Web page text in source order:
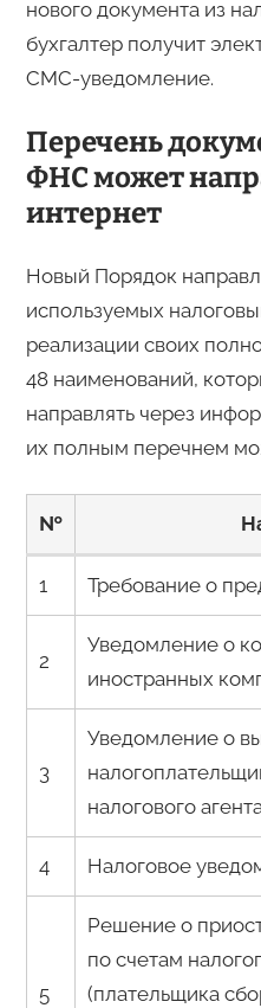
нового документа из
бухгалтер получит
СМС-уведомление.
Перечень
ФНС может
интернет
Новый Порядок
используемых
реализации своих
48 наименований,
направлять через
их полным перечнем
№
1 Требование о
2
Уведомление о
иностранных
3
Уведомление о
налогового
4 Налоговое
5
Решение о
по счетам
(плательщика